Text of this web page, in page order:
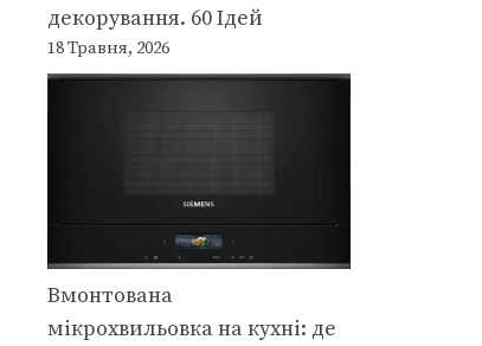
декорування. 60 Ідей
18 Травня, 2026
Вмонтована
мікрохвильовка на кухні: де